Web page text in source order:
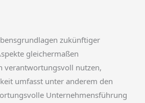
zukünftiger
gleichermaßen
verantwortungsvoll nutzen,
umfasst unter anderem den
Unternehmensführung